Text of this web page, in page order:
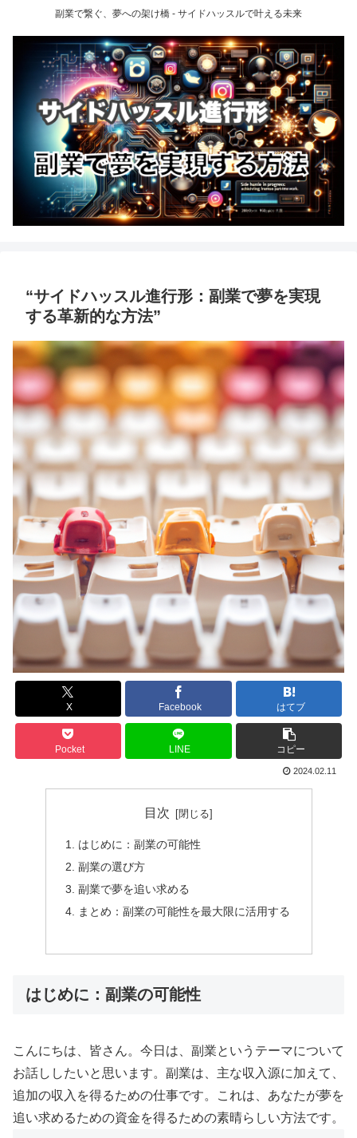
副業で繋ぐ、夢への架け橋 - サイドハッスルで叶える未来
“サイドハッスル進行形：副業で夢を実現
する革新的な方法”
X Facebook はてブ
Pocket LINE コピー
2024.02.11
目次
はじめに：副業の可能性
副業の選び方
副業で夢を追い求める
まとめ：副業の可能性を最大限に活用する
はじめに：副業の可能性
こんにちは、皆さん。今日は、副業というテーマについて
お話ししたいと思います。副業は、主な収入源に加えて、
追加の収入を得るための仕事です。これは、あなたが夢を
追い求めるための資金を得るための素晴らしい方法です。